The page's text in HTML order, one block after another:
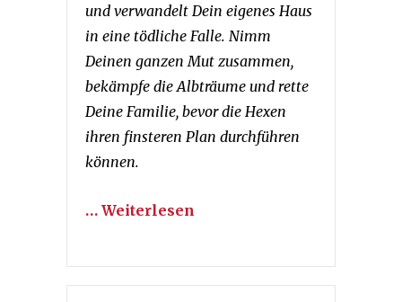
und verwandelt Dein eigenes Haus
in eine tödliche Falle. Nimm
Deinen ganzen Mut zusammen,
bekämpfe die Albträume und rette
Deine Familie, bevor die Hexen
ihren finsteren Plan durchführen
können.
… Weiterlesen